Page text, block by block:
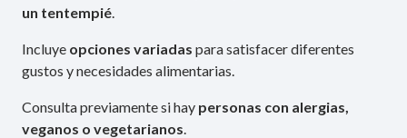
un tentempié.
Incluye opciones variadas para satisfacer diferentes
gustos y necesidades alimentarias.
Consulta previamente si hay personas con alergias,
veganos o vegetarianos.